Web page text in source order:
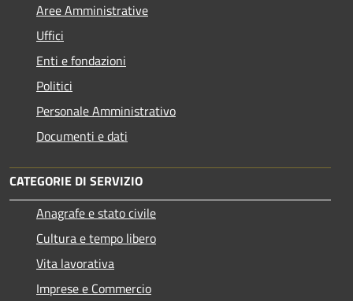
Aree Amministrative
Uffici
Enti e fondazioni
Politici
Personale Amministrativo
Documenti e dati
CATEGORIE DI SERVIZIO
Anagrafe e stato civile
Cultura e tempo libero
Vita lavorativa
Imprese e Commercio